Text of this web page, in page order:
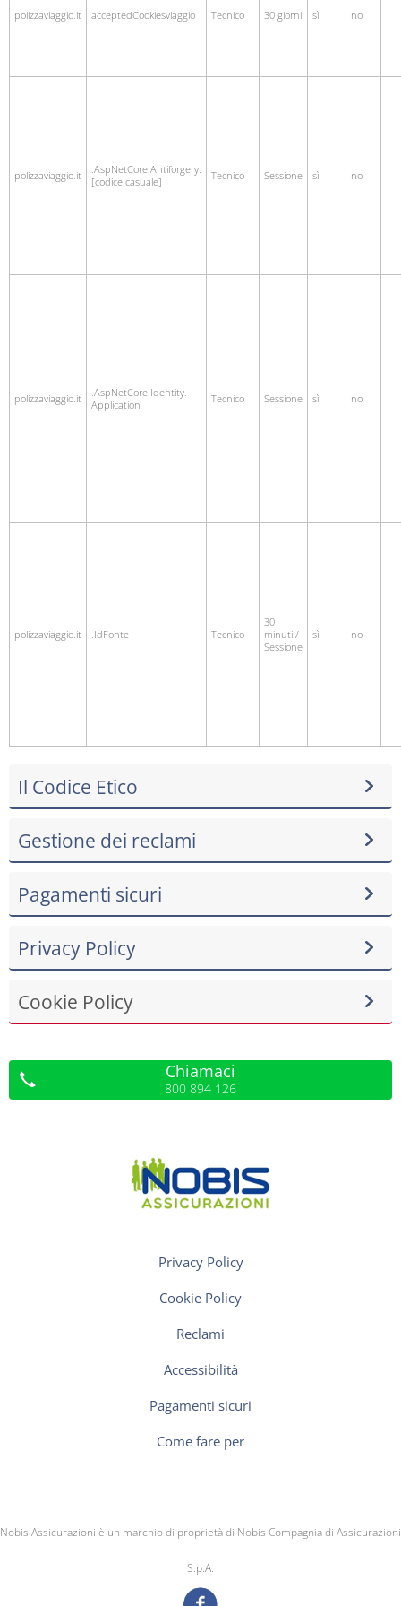
polizzaviaggio.it acceptedCookiesviaggio Tecnico 30 giorni sì no
polizzaviaggio.it
.AspNetCore.Antiforgery.
[codice casuale]
Tecnico Sessione sì no
polizzaviaggio.it
.AspNetCore.Identity.
Application
Tecnico Sessione sì no
polizzaviaggio.it .IdFonte Tecnico
30
minuti /
Sessione
sì no
Il Codice Etico
Gestione dei reclami
Pagamenti sicuri
Privacy Policy
Cookie Policy
Chiamaci
800 894 126
Privacy Policy
Cookie Policy
Reclami
Accessibilità
Pagamenti sicuri
Come fare per
Nobis Assicurazioni è un marchio di proprietà di Nobis Compagnia di Assicurazioni
S.p.A.